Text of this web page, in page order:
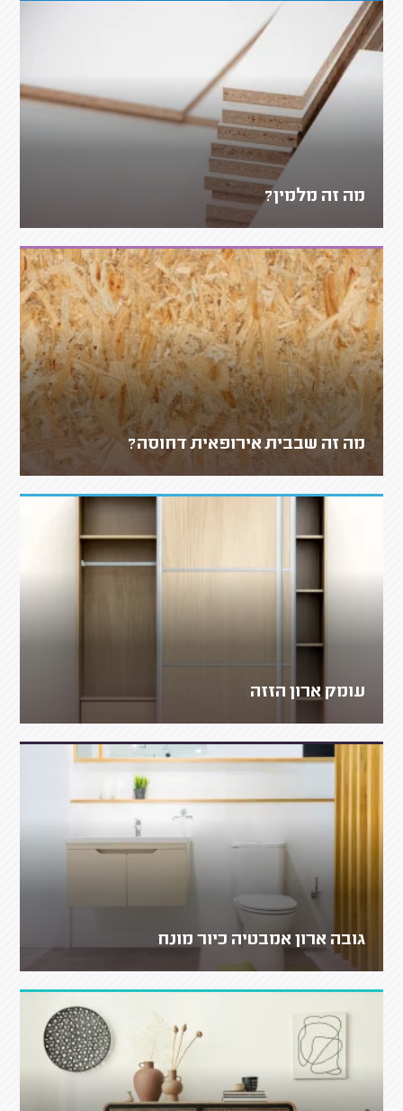
מה זה מלמין?
מה זה שבבית אירופאית דחוסה?
עומק ארון הזזה
גובה ארון אמבטיה כיור מונח